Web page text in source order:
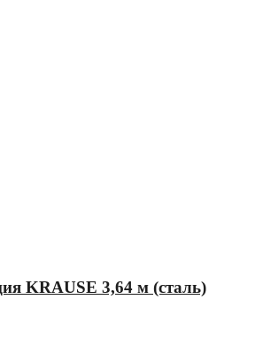
KRAUSE 3,64 м (сталь)